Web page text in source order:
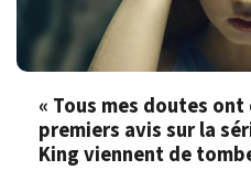
« Tous mes doutes ont
premiers avis sur la
King viennent de